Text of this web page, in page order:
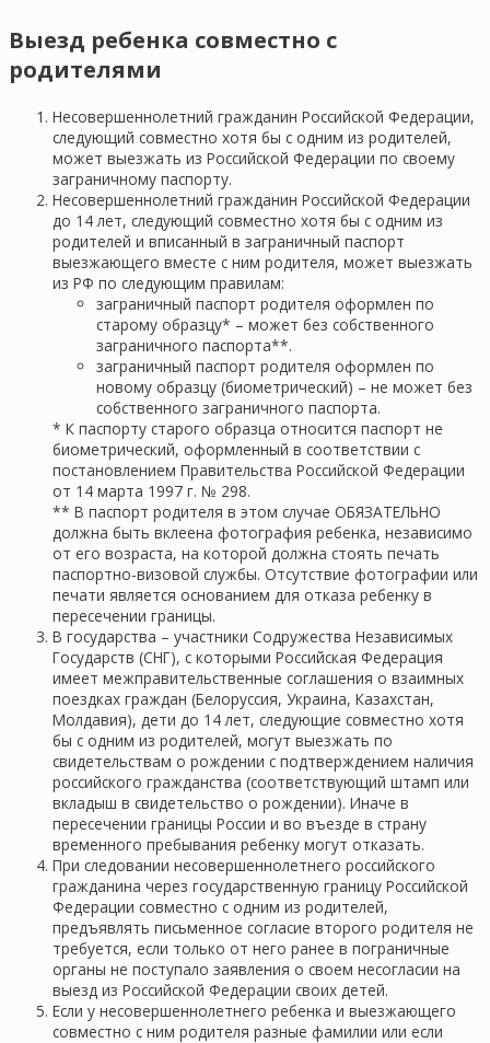
Выезд ребенка совместно с
родителями
Несовершеннолетний гражданин Российской Федерации,
следующий совместно хотя бы с одним из родителей,
может выезжать из Российской Федерации по своему
заграничному паспорту.
Несовершеннолетний гражданин Российской Федерации
до 14 лет, следующий совместно хотя бы с одним из
родителей и вписанный в заграничный паспорт
выезжающего вместе с ним родителя, может выезжать
из РФ по следующим правилам:
заграничный паспорт родителя оформлен по
старому образцу* – может без собственного
заграничного паспорта**.
заграничный паспорт родителя оформлен по
новому образцу (биометрический) – не может без
собственного заграничного паспорта.
* К паспорту старого образца относится паспорт не
биометрический, оформленный в соответствии с
постановлением Правительства Российской Федерации
от 14 марта 1997 г. № 298.
** В паспорт родителя в этом случае ОБЯЗАТЕЛЬНО
должна быть вклеена фотография ребенка, независимо
от его возраста, на которой должна стоять печать
паспортно-визовой службы. Отсутствие фотографии или
печати является основанием для отказа ребенку в
пересечении границы.
В государства – участники Содружества Независимых
Государств (СНГ), с которыми Российская Федерация
имеет межправительственные соглашения о взаимных
поездках граждан (Белоруссия, Украина, Казахстан,
Молдавия), дети до 14 лет, следующие совместно хотя
бы с одним из родителей, могут выезжать по
свидетельствам о рождении с подтверждением наличия
российского гражданства (соответствующий штамп или
вкладыш в свидетельство о рождении). Иначе в
пересечении границы России и во въезде в страну
временного пребывания ребенку могут отказать.
При следовании несовершеннолетнего российского
гражданина через государственную границу Российской
Федерации совместно с одним из родителей,
предъявлять письменное согласие второго родителя не
требуется, если только от него ранее в пограничные
органы не поступало заявления о своем несогласии на
выезд из Российской Федерации своих детей.
Если у несовершеннолетнего ребенка и выезжающего
совместно с ним родителя разные фамилии или если